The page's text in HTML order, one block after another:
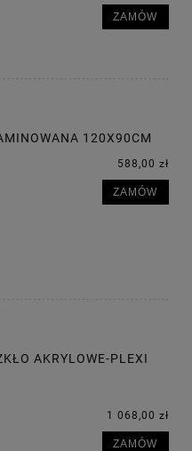
ZAMÓW
120X90CM
588,00 zł
ZAMÓW
AKRYLOWE-PLEXI
1 068,00 zł
ZAMÓW